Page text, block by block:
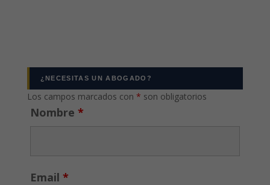
¿NECESITAS UN ABOGADO?
Los campos marcados con * son obligatorios
Nombre *
Email *